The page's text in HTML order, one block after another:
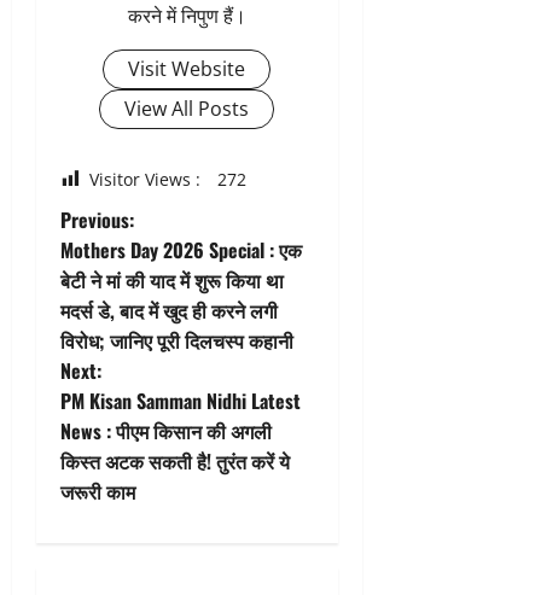
करने में निपुण हैं।
Visit Website
View All Posts
Visitor Views : 272
P
o
s
t
n
a
i
Previous:
Mothers Day 2026 Special : एक
बेटी ने मां की याद में शुरू किया था
मदर्स डे, बाद में खुद ही करने लगी
विरोध; जानिए पूरी दिलचस्प कहानी
Next:
PM Kisan Samman Nidhi Latest
News : पीएम किसान की अगली
किस्त अटक सकती है! तुरंत करें ये
जरूरी काम